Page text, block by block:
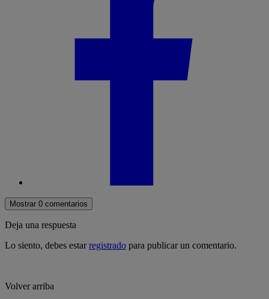
Mostrar 0 comentarios
Deja una respuesta
Lo siento, debes estarregistrado para publicar un comentario.
Volver arriba